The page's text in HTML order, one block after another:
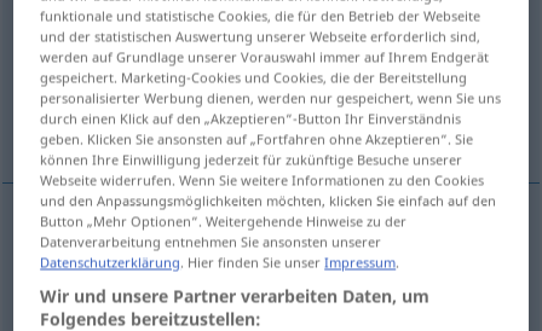
Übersicht aller Übersetzungen
(Für mehr Details die Übersetzung anklicken/antippen)
empfehlen
empfehlen aanbevelen
funktionale und statistische Cookies, die für den Betrieb der Webseite
und der statistischen Auswertung unserer Webseite erforderlich sind,
werden auf Grundlage unserer Vorauswahl immer auf Ihrem Endgerät
gespeichert. Marketing-Cookies und Cookies, die der Bereitstellung
personalisierter Werbung dienen, werden nur gespeichert, wenn Sie uns
durch einen Klick auf den „Akzeptieren“-Button Ihr Einverständnis
geben. Klicken Sie ansonsten auf „Fortfahren ohne Akzeptieren“. Sie
können Ihre Einwilligung jederzeit für zukünftige Besuche unserer
Webseite widerrufen. Wenn Sie weitere Informationen zu den Cookies
und den Anpassungsmöglichkeiten möchten, klicken Sie einfach auf den
Button „Mehr Optionen“. Weitergehende Hinweise zu der
Datenverarbeitung entnehmen Sie ansonsten unserer
Datenschutzerklärung . Hier finden Sie unserImpressum
Wir und unsere Partner verarbeiten Daten, um
Folgendes bereitzustellen: